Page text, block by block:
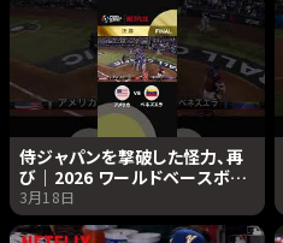
侍ジャパンを撃破した怪力、再
び｜2026 ワールドベースボー
ルクラシック | Netflix Japan
3月18日